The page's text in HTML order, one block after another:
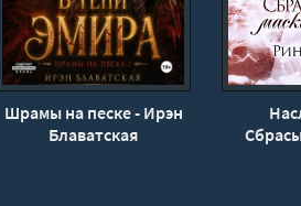
Шрамы на песке - Ирэн
Блаватская